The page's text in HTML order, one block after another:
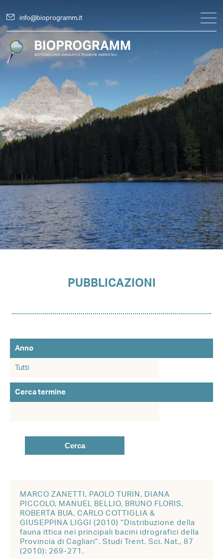
info@bioprogramm.it
PUBBLICAZIONI
Anno
Cerca termine
MARCO ZANETTI, PAOLO TURIN, DIANA
PICCOLO, MANUEL BELLIO, BRUNO FLORIS,
ROBERTA BUA, CARLO COTTIGLIA &
GIUSEPPINA LIGGI (2010) “Distribuzione della
fauna ittica nei principali bacini idrografici della
Provincia di Cagliari”. Studi Trent. Sci. Nat., 87
(2010): 269-271.